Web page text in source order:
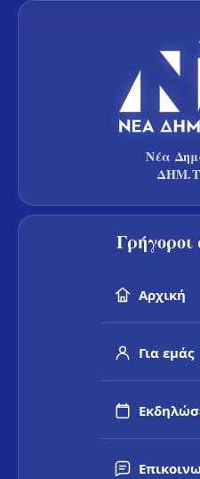
Νέα
Γρήγοροι
Αρχική
Για εμάς